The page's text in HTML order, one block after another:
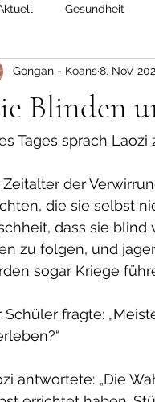
Gesundheit
Blinden
Gongan - Koans8. Nov.
Tages sprach
Zeitalter der
die sie selbst
dass sie
zu folgen, und
sogar Kriege
Schüler fragte:
antwortete: „Die